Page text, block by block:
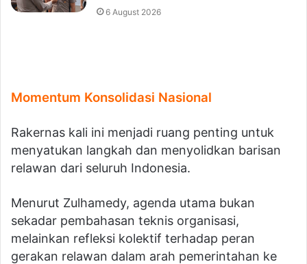
6 August 2026
Momentum Konsolidasi Nasional
Rakernas kali ini menjadi ruang penting untuk
menyatukan langkah dan menyolidkan barisan
relawan dari seluruh Indonesia.
Menurut Zulhamedy, agenda utama bukan
sekadar pembahasan teknis organisasi,
melainkan refleksi kolektif terhadap peran
gerakan relawan dalam arah pemerintahan ke